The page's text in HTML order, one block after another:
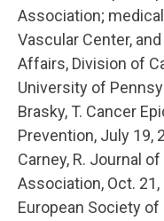
Association;
Vascular Center,
Affairs, Division of
University of
Brasky, T. Cancer
Prevention, July 19,
Carney, R. Journal
Association, Oct. 21,
European Society